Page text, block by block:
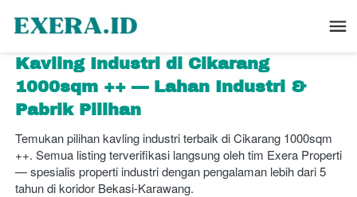
Kavling Industri di Cikarang
1000sqm ++ — Lahan Industri &
Pabrik Pilihan
Temukan pilihan kavling industri terbaik di Cikarang 1000sqm
++. Semua listing terverifikasi langsung oleh tim Exera Properti
— spesialis properti industri dengan pengalaman lebih dari 5
tahun di koridor Bekasi-Karawang.